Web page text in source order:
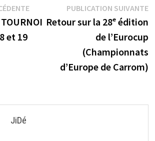
Publication
précédente :
et 19
PUBLICATION SUIVANTE
Retour sur la 28ᵉ édition
de l’Eurocup
(Championnats
d’Europe de Carrom)
JiDé